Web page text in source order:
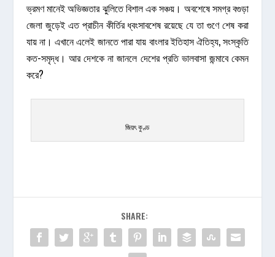
ভ্রমণ মানেই অভিজ্ঞতার ঝুলিতে বিশাল এক সঞ্চয়। অবশেষে সমগ্র বগুড়া
জেলা জুড়েই এত প্রাচীন কীর্তির ধ্বংসাবশেষ রয়েছে যে তা গুণে শেষ করা
যায় না। এখানে এলেই জানতে পারা যায় বাংলার ইতিহাস ঐতিহ্য, সংস্কৃতি
কত-সমৃদ্ধ। আর দেশকে না জানলে দেশের প্রতি ভালবাসা জন্মাবে কেমন
করে?
জিয়ৎ কুণ্ড
SHARE: